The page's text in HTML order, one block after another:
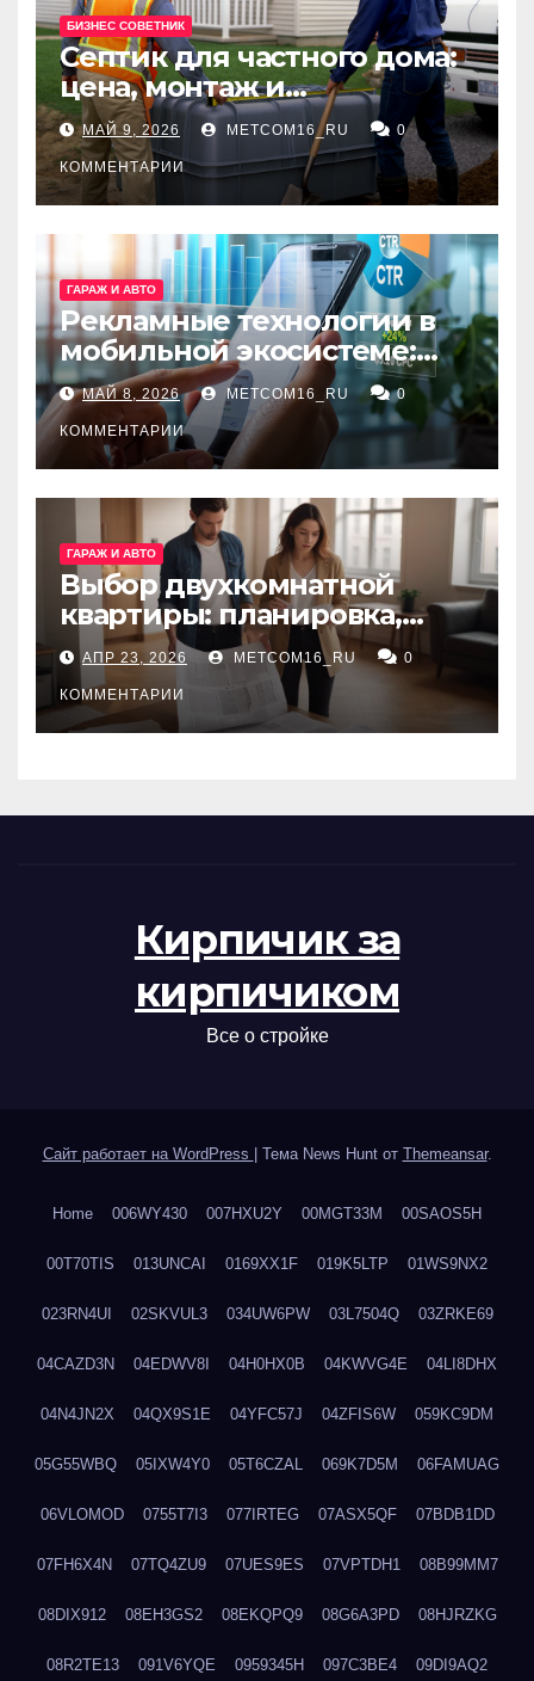
БИЗНЕС СОВЕТНИК
Септик для частного дома:
цена, монтаж и
организация автономной
канализации
МАЙ 9, 2026 METCOM16_RU 0
КОММЕНТАРИИ
ГАРАЖ И АВТО
Рекламные технологии в
мобильной экосистеме:
ключевые сервисы и
принципы работы
МАЙ 8, 2026 METCOM16_RU 0
КОММЕНТАРИИ
ГАРАЖ И АВТО
Выбор двухкомнатной
квартиры: планировка,
состояние жилья и
проверка документов
АПР 23, 2026 METCOM16_RU 0
КОММЕНТАРИИ
Кирпичик за
кирпичиком
Все о стройке
Сайт работает на WordPress Тема News Hunt от Themeansar.
Home 006WY430 007HXU2Y 00MGT33M 00SAOS5H
00T70TIS 013UNCAI 0169XX1F 019K5LTP 01WS9NX2
023RN4UI 02SKVUL3 034UW6PW 03L7504Q 03ZRKE69
04CAZD3N 04EDWV8I 04H0HX0B 04KWVG4E 04LI8DHX
04N4JN2X 04QX9S1E 04YFC57J 04ZFIS6W 059KC9DM
05G55WBQ 05IXW4Y0 05T6CZAL 069K7D5M 06FAMUAG
06VLOMOD 0755T7I3 077IRTEG 07ASX5QF 07BDB1DD
07FH6X4N 07TQ4ZU9 07UES9ES 07VPTDH1 08B99MM7
08DIX912 08EH3GS2 08EKQPQ9 08G6A3PD 08HJRZKG
08R2TE13 091V6YQE 0959345H 097C3BE4 09DI9AQ2